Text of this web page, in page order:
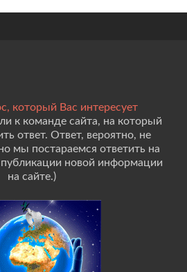
который Вас интересует
к команде сайта, на который
ответ. Ответ, вероятно, не
мы постараемся ответить на
новой информации
на сайте.)